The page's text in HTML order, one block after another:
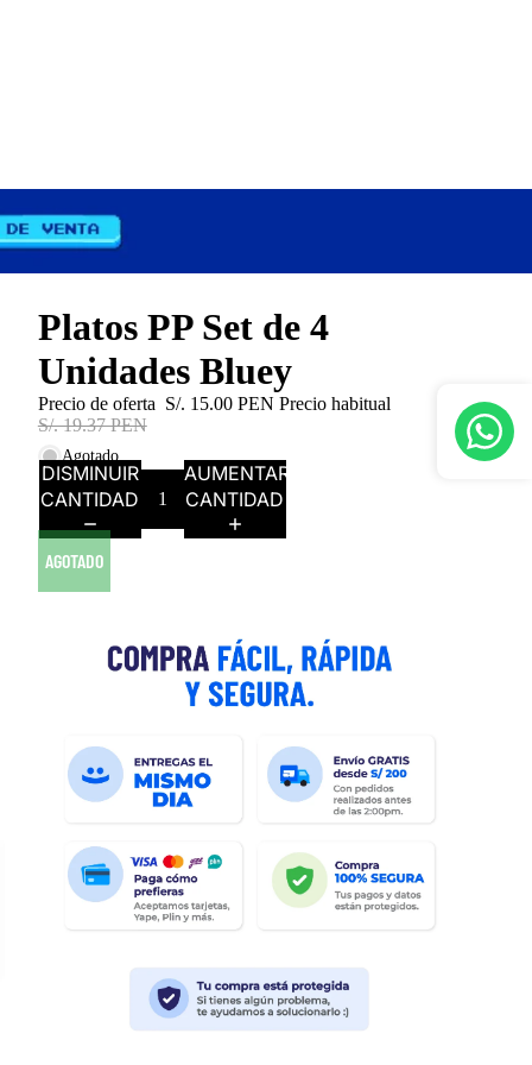
Platos PP Set de 4
Unidades Bluey
Precio de oferta S/. 15.00 PEN Precio habitual
S/. 19.37 PEN
Agotado
DISMINUIR
CANTIDAD
AUMENTAR
CANTIDAD
AGOTADO